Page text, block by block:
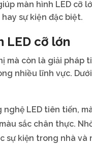
màn hình LED cỡ
sự kiện đặc biệt.
LED cỡ lớn
mà còn là giải
nhiều lĩnh vực.
LED tiên tiến,
sắc chân thực.
sự kiện trong nhà và